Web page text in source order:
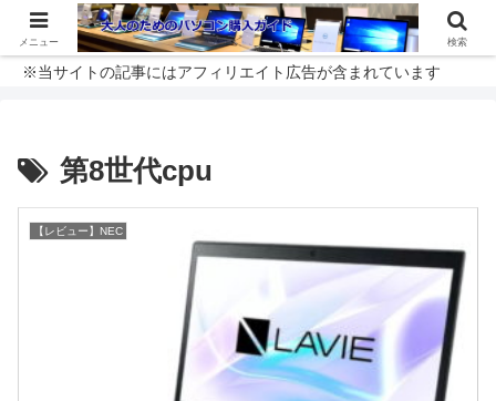
※当サイトの記事にはアフィリエイト広告が含まれています
第8世代cpu
【レビュー】NEC
メニュー 検索